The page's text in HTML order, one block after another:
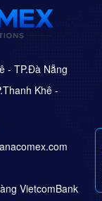
- TP.Đà Nẵng
Khê -
VietcomBank